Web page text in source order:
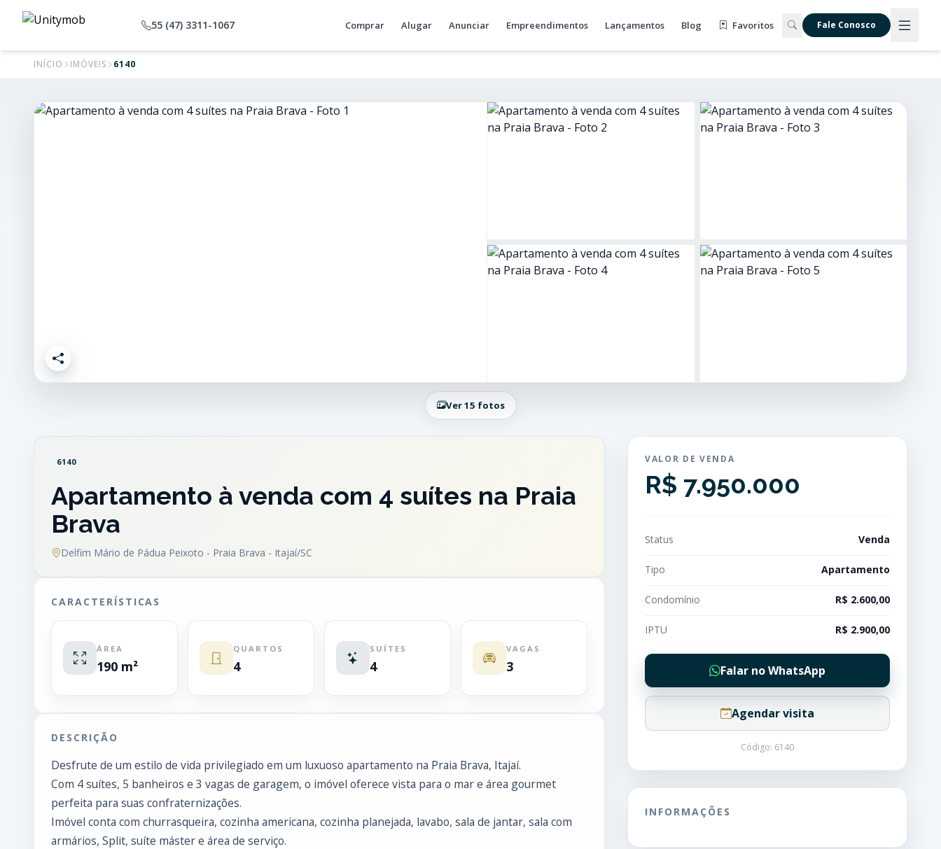
55 (47) 3311-1067 Comprar Alugar Anunciar Empreendimentos Lançamentos Blog Favoritos Fale Conosco
INÍCIO IMÓVEIS 6140
Ver 15 fotos
6140
Apartamento à venda com 4 suítes na Praia
Brava
Delfim Mário de Pádua Peixoto - Praia Brava - Itajaí/SC
CARACTERÍSTICAS
ÁREA
190 m²
QUARTOS
4
SUÍTES
4
VAGAS
3
DESCRIÇÃO
Desfrute de um estilo de vida privilegiado em um luxuoso apartamento na Praia Brava, Itajaí.
Com 4 suítes, 5 banheiros e 3 vagas de garagem, o imóvel oferece vista para o mar e área gourmet
perfeita para suas confraternizações.
Imóvel conta com churrasqueira, cozinha americana, cozinha planejada, lavabo, sala de jantar, sala com
armários, Split, suíte máster e área de serviço.
VALOR DE VENDA
R$ 7.950.000
Status Venda
Tipo Apartamento
Condomínio R$ 2.600,00
IPTU R$ 2.900,00
Falar no WhatsApp
Agendar visita
Código: 6140
INFORMAÇÕES